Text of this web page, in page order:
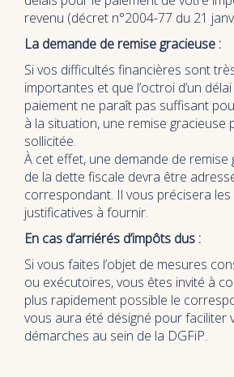
revenu (décret n°2004-77 du 21
La demande de remise gracieuse :
Si vos difficultés financières sont
importantes et que l’octroi d’un
paiement ne paraît pas suffisant
à la situation, une remise gracieuse
sollicitée.
À cet effet, une demande de remise
de la dette fiscale devra être
correspondant. Il vous précisera les
justificatives à fournir.
En cas d’arriérés d’impôts dus :
Si vous faites l’objet de mesures
ou exécutoires, vous êtes invité à
plus rapidement possible le
vous aura été désigné pour faciliter
démarches au sein de la DGFiP.